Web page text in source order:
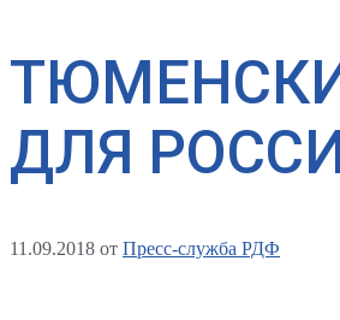
ДЛЯ
11.09.2018 от Пресс-служба РДФ